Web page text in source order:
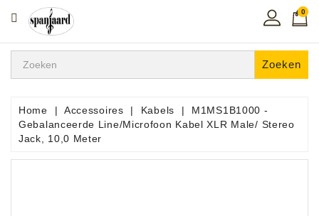
CATEGORIE
Home
In
De
Regio
0
Zoeken
Home Accessoires Kabels
M1MS1B1000 -
Gebalanceerde Line/Microfoon Kabel XLR Male/ Stereo
Jack, 10,0 Meter